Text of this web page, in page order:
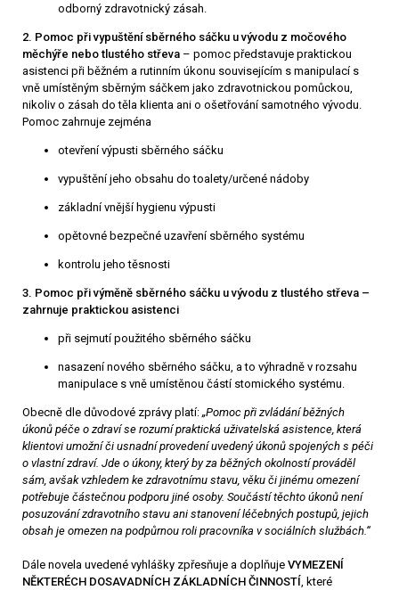
odborný zdravotnický zásah.
​​2. Pomoc při vypuštění sběrného sáčku u vývodu z močového
měchýře nebo tlustého střeva – pomoc představuje praktickou
asistenci při běžném a rutinním úkonu souvisejícím s manipulací s
vně umístěným sběrným sáčkem jako zdravotnickou pomůckou,
nikoliv o zásah do těla klienta ani o ošetřování samotného vývodu.
Pomoc zahrnuje zejména
otevření výpusti sběrného sáčku
vypuštění jeho obsahu do toalety/určené nádoby
základní vnější hygienu výpusti
opětovné bezpečné uzavření sběrného systému
kontrolu jeho těsnosti
3. Pomoc při výměně sběrného sáčku u vývodu z tlustého střeva –
zahrnuje praktickou asistenci
při sejmutí použitého sběrného sáčku
nasazení nového sběrného sáčku, a to výhradně v rozsahu
manipulace s vně umístěnou částí stomického systému.
Obecně dle důvodové zprávy platí: „Pomoc při zvládání běžných
úkonů péče o zdraví se rozumí praktická uživatelská asistence, která
klientovi umožní či usnadní provedení uvedený úkonů spojených s péčí
o vlastní zdraví. Jde o úkony, který by za běžných okolností prováděl
sám, avšak vzhledem ke zdravotnímu stavu, věku či jinému omezení
potřebuje částečnou podporu jiné osoby. Součástí těchto úkonů není
posuzování zdravotního stavu ani stanovení léčebných postupů, jejich
obsah je omezen na podpůrnou roli pracovníka v sociálních službách.“
Dále novela uvedené vyhlášky zpřesňuje a doplňuje VYMEZENÍ
NĚKTERÉCH DOSAVADNÍCH ZÁKLADNÍCH ČINNOSTÍ, které